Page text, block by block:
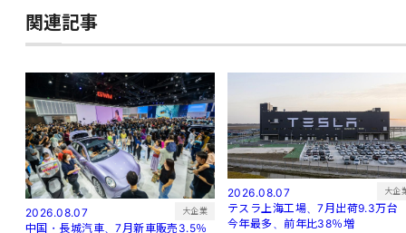
関連記事
2026.08.07 大企業
中国・長城汽車、7月新車販売3.5％
2026.08.07 大企
テスラ上海工場、7月出荷9.3万
今年最多、前年比38％増